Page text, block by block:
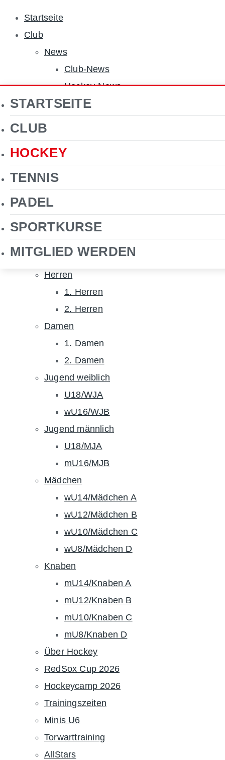
Startseite
Club
News
Club-News
Hockey-News
Tennis-News
Über uns
Jobs
Clubgelände
Gastronomie
Förderverein Hockey
Kontakt
NHTC TV
Hockey
Herren
1. Herren
2. Herren
Damen
1. Damen
2. Damen
Jugend weiblich
U18/WJA
wU16/WJB
Jugend männlich
U18/MJA
mU16/MJB
Mädchen
wU14/Mädchen A
wU12/Mädchen B
wU10/Mädchen C
wU8/Mädchen D
Knaben
mU14/Knaben A
mU12/Knaben B
mU10/Knaben C
mU8/Knaben D
Über Hockey
RedSox Cup 2026
Hockeycamp 2026
Trainingszeiten
Minis U6
Torwarttraining
AllStars
STARTSEITE
CLUB
HOCKEY
TENNIS
PADEL
SPORTKURSE
MITGLIED WERDEN